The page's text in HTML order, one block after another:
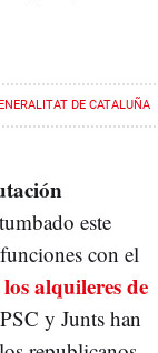
DE CATALUÑA
este
con el
alquileres de
y Junts han